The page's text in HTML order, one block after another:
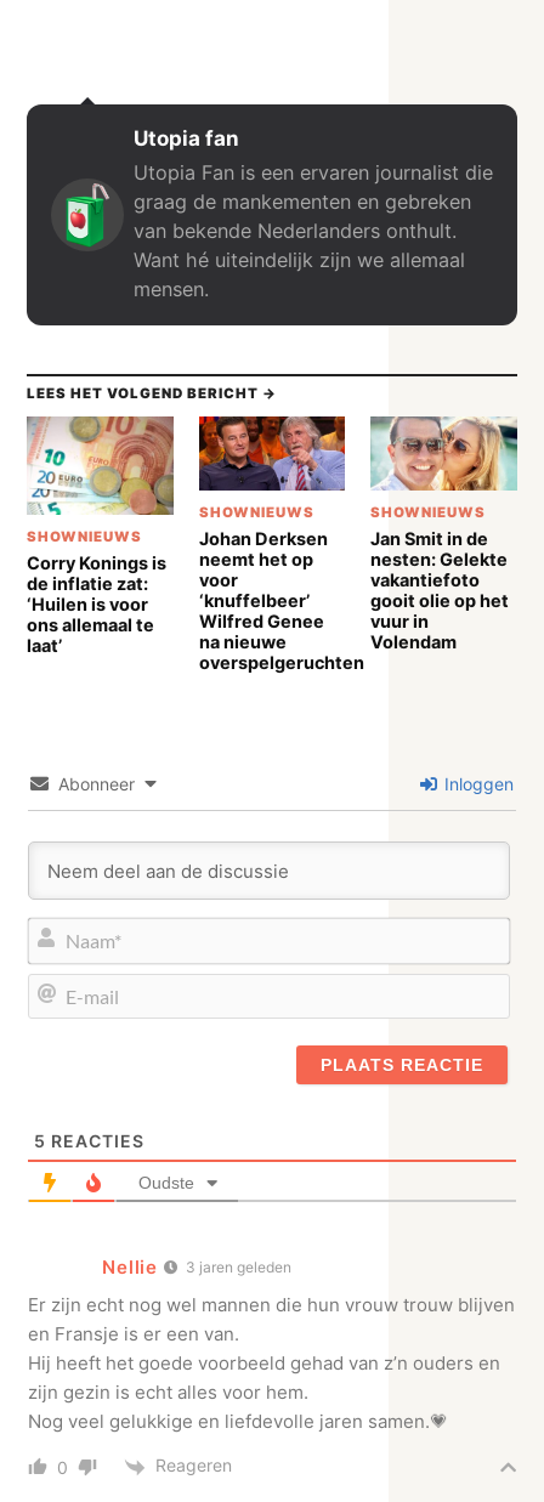
Utopia fan
Utopia Fan is een ervaren journalist die
graag de mankementen en gebreken
van bekende Nederlanders onthult.
Want hé uiteindelijk zijn we allemaal
mensen.
LEES HET VOLGEND BERICHT →
SHOWNIEUWS
Corry Konings is
de inflatie zat:
‘Huilen is voor
ons allemaal te
laat’
SHOWNIEUWS
Johan Derksen
neemt het op
voor
‘knuffelbeer’
Wilfred Genee
na nieuwe
overspelgeruchten
SHOWNIEUWS
Jan Smit in de
nesten: Gelekte
vakantiefoto
gooit olie op het
vuur in
Volendam
Abonneer Inloggen
5 REACTIES
Oudste
Nellie 3 jaren geleden
Er zijn echt nog wel mannen die hun vrouw trouw blijven
en Fransje is er een van.
Hij heeft het goede voorbeeld gehad van z’n ouders en
zijn gezin is echt alles voor hem.
Nog veel gelukkige en liefdevolle jaren samen.💗
0 Reageren